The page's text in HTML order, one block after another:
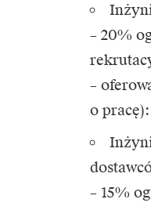
– 20%
–
o
– 15%